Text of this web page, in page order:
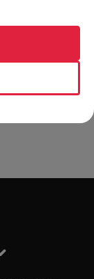
et c'est